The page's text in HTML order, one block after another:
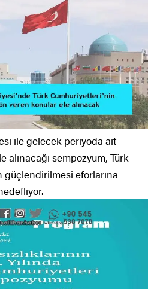
ile gelecek periyoda ait
sempozyum, Türk
güçlendirilmesi eforlarına